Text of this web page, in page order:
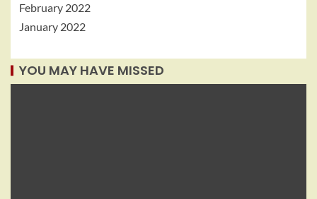
February 2022
January 2022
YOU MAY HAVE MISSED